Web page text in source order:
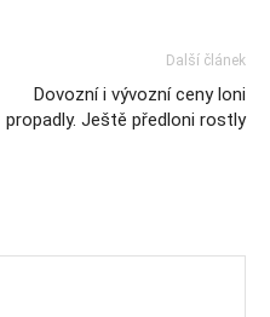
Další článek
Dovozní i vývozní ceny loni
propadly. Ještě předloni rostly